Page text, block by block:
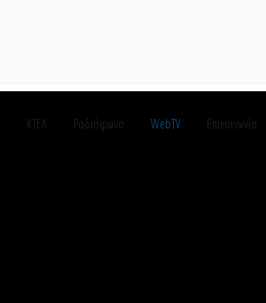
ΚΤΕΛ Ραδιόφωνο WebTV Επικοινωνία